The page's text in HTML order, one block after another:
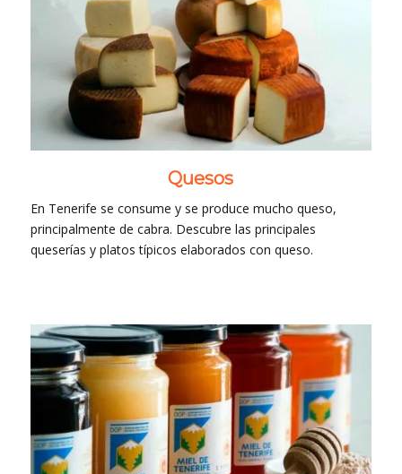
Quesos
En Tenerife se consume y se produce mucho queso,
principalmente de cabra. Descubre las principales
queserías y platos típicos elaborados con queso.